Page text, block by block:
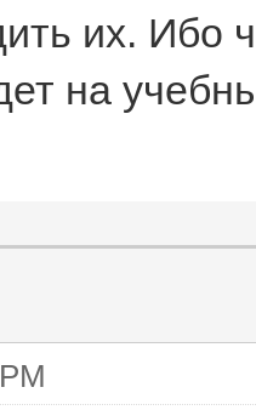
их. Ибо
на